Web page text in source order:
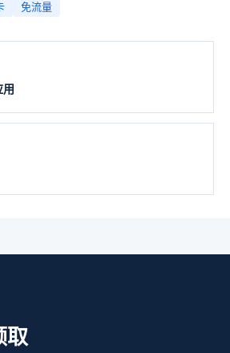
免流量
取